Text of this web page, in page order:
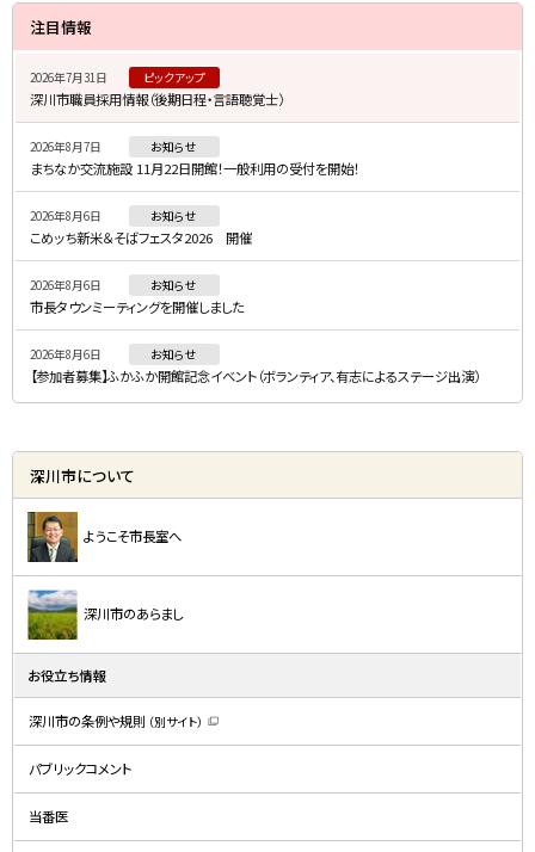
サ
イ
・
メ
ニ
ュ
ー
注目情報
2026年7月31日 ピックアップ
深川市職員採用情報（後期日程・言語聴覚士）
2026年8月7日 お知らせ
まちなか交流施設 11月22日開館！一般利用の受付を開始！
2026年8月6日 お知らせ
こめッち新米＆そばフェスタ2026 開催
2026年8月6日 お知らせ
市長タウンミーティングを開催しました
2026年8月6日 お知らせ
【参加者募集】ふかふか開館記念イベント（ボランティア、有志によるステージ出演）
深川市について
ようこそ市長室へ
深川市のあらまし
お役立ち情報
深川市の条例や規則 （別サイト）
新
ン
で
パブリックコメント
当番医